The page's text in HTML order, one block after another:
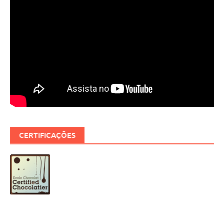
CERTIFICAÇÕES